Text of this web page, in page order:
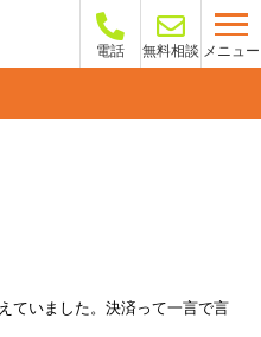
電話 無料相談 メニュー
ていました。決済って一言で言